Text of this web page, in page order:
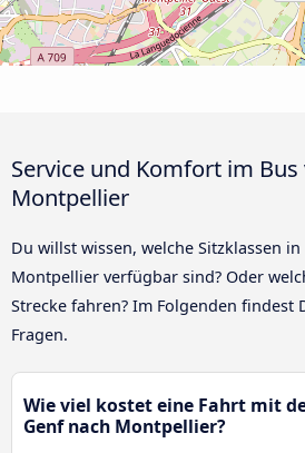
Service und Komfort im
Montpellier
Du willst wissen, welche Sitzklassen
Montpellier verfügbar sind? Oder
Strecke fahren? Im Folgenden findest
Fragen.
Wie viel kostet eine Fahrt mit
Genf nach Montpellier?